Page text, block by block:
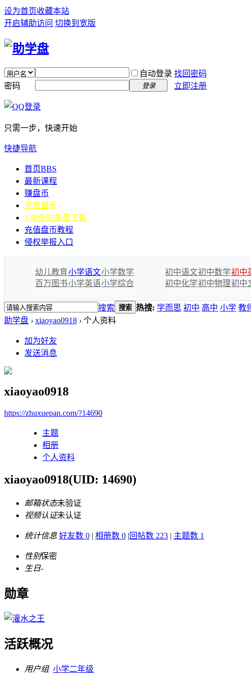
设为首页收藏本站
开启辅助访问 切换到宽版
自动登录 找回密码
密码
登录 立即注册
只需一步，快速开始
快捷导航
首页BBS
最新课程
赚盘币
充值盘币
VIP全站免费下载
充值盘币教程
侵权举报入口
幼儿教育小学语文小学数学
百万图书小学英语小学综合
初中语文初中数学初中
初中化学初中物理初中
搜索 搜索 热搜: 学而思 初中 高中 小学 教
助学盘 › xiaoyao0918 › 个人资料
加为好友
发送消息
xiaoyao0918
https://zhuxuepan.com/?14690
主题
相册
个人资料
xiaoyao0918(UID: 14690)
邮箱状态未验证
视频认证未认证
统计信息 好友数 0 | 相册数 0 |回帖数 223 | 主题数 1
性别保密
生日-
勋章
活跃概况
用户组 小学二年级